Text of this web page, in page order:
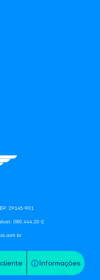
Informações
29145-901
080.444.20-2